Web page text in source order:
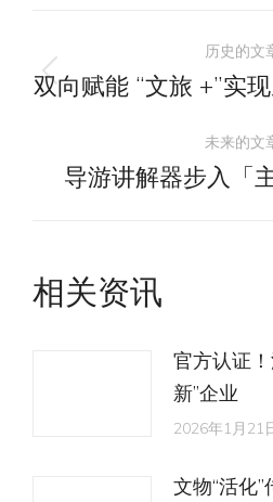
文
章
导
航
历史的文
历
的
文
双向赋能 “文旅 +”实
未来的文
未
导游讲解器步入「
相关资讯
官方认证
新”企业
2026年1月21
文物“活化